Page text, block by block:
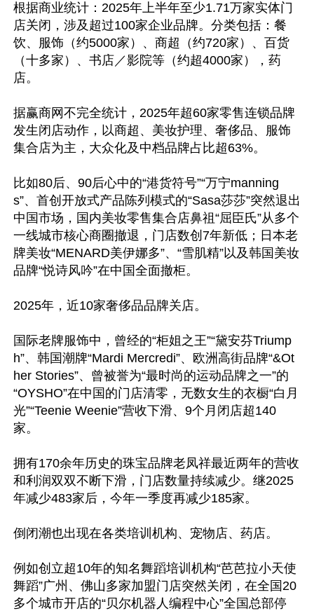
根据商业统计：2025年上半年至少1.71万家实体门
店关闭，涉及超过100家企业品牌。分类包括：餐
饮、服饰（约5000家）、商超（约720家）、百货
（十多家）、书店／影院等（约超4000家），药
店。
据赢商网不完全统计，2025年超60家零售连锁品牌
发生闭店动作，以商超、美妆护理、奢侈品、服饰
集合店为主，大众化及中档品牌占比超63%。
比如80后、90后心中的“港货符号”“万宁manning
s”、首创开放式产品陈列模式的“Sasa莎莎”突然退出
中国市场，国内美妆零售集合店鼻祖“屈臣氏”从多个
一线城市核心商圈撤退，门店数创7年新低；日本老
牌美妆“MENARD美伊娜多”、“雪肌精”以及韩国美妆
品牌“悦诗风吟”在中国全面撤柜。
2025年，近10家奢侈品品牌关店。
国际老牌服饰中，曾经的“柜姐之王”“黛安芬Triump
h”、韩国潮牌“Mardi Mercredi”、欧洲高街品牌“&Ot
her Stories”、曾被誉为“最时尚的运动品牌之一”的
“OYSHO”在中国的门店清零，无数女生的衣橱“白月
光”“Teenie Weenie”营收下滑、9个月闭店超140
家。
拥有170余年历史的珠宝品牌老凤祥最近两年的营收
和利润双双不断下滑，门店数量持续减少。继2025
年减少483家后，今年一季度再减少185家。
倒闭潮也出现在各类培训机构、宠物店、药店。
例如创立超10年的知名舞蹈培训机构“芭芭拉小天使
舞蹈”广州、佛山多家加盟门店突然关闭，在全国20
多个城市开店的“贝尔机器人编程中心”全国总部停